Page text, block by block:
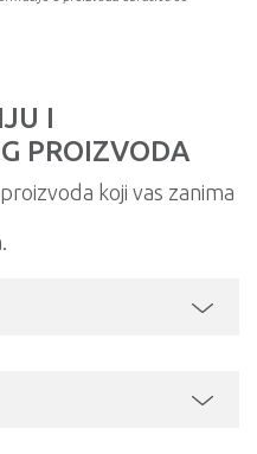
I
PROIZVODA
koji vas zanima